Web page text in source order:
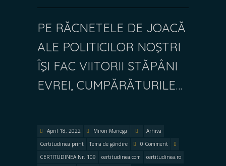
PE RĂCNETELE DE JOACĂ
ALE POLITICILOR NOŞTRI
ÎŞI FAC VIITORII STĂPÂNI
EVREI, CUMPĂRĂTURILE…
April 18, 2022 Miron Manega
Arhiva
Certitudinea print
Tema de gândire
0 Comment
CERTITUDINEA Nr. 109
certitudinea.com
certitudinea.ro